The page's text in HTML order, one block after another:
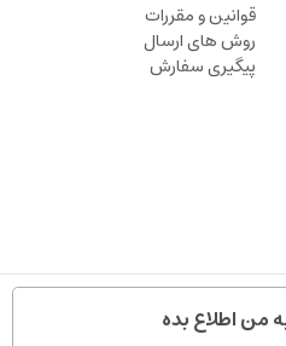
من اطلاع بده
قوانین و مقررات
روش های ارسال
پیگیری سفارش